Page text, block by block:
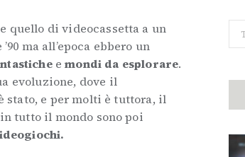
quello di videocassetta a un
ma all’epoca ebbero un
emondi da esplorare.
evoluzione, dove il
stato, e per molti è tuttora, il
tutto il mondo sono poi
for: